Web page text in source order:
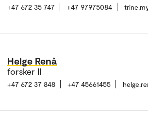
+47 672 35 747 +47 97975084
Helge Renå
forsker II
+47 672 37 848 +47 45661455